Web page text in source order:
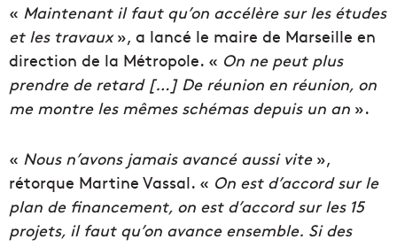
« Maintenant il faut qu’on accélère sur les études
et les travaux», a lancé le maire de Marseille en
direction de la Métropole. « On ne peut plus
prendre de retard […] De réunion en réunion, on
me montre les mêmes schémas depuis un an ».
« Nous n’avons jamais avancé aussi vite»,
rétorque Martine Vassal. « On est d’accord sur le
plan de financement, on est d’accord sur les 15
projets, il faut qu’on avance ensemble. Si des